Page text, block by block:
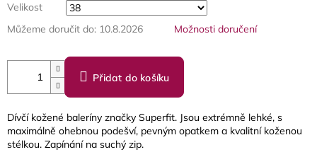
Velikost
Můžeme doručit do: 10.8.2026 Možnosti doručení
Přidat do košíku
Dívčí kožené baleríny značky Superfit. Jsou extrémně lehké, s
maximálně ohebnou podešví, pevným opatkem a kvalitní koženou
stélkou. Zapínání na suchý zip.